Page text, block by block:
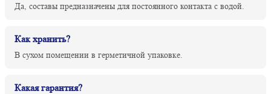
Да, составы предназначены для постоянного контакта с водой.
Как хранить?
В сухом помещении в герметичной упаковке.
Какая гарантия?